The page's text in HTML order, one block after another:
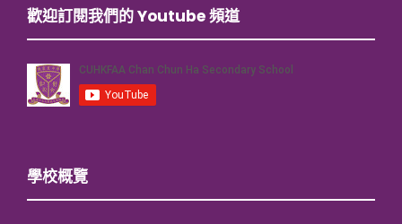
歡迎訂閱我們的 Youtube 頻道
學校概覽